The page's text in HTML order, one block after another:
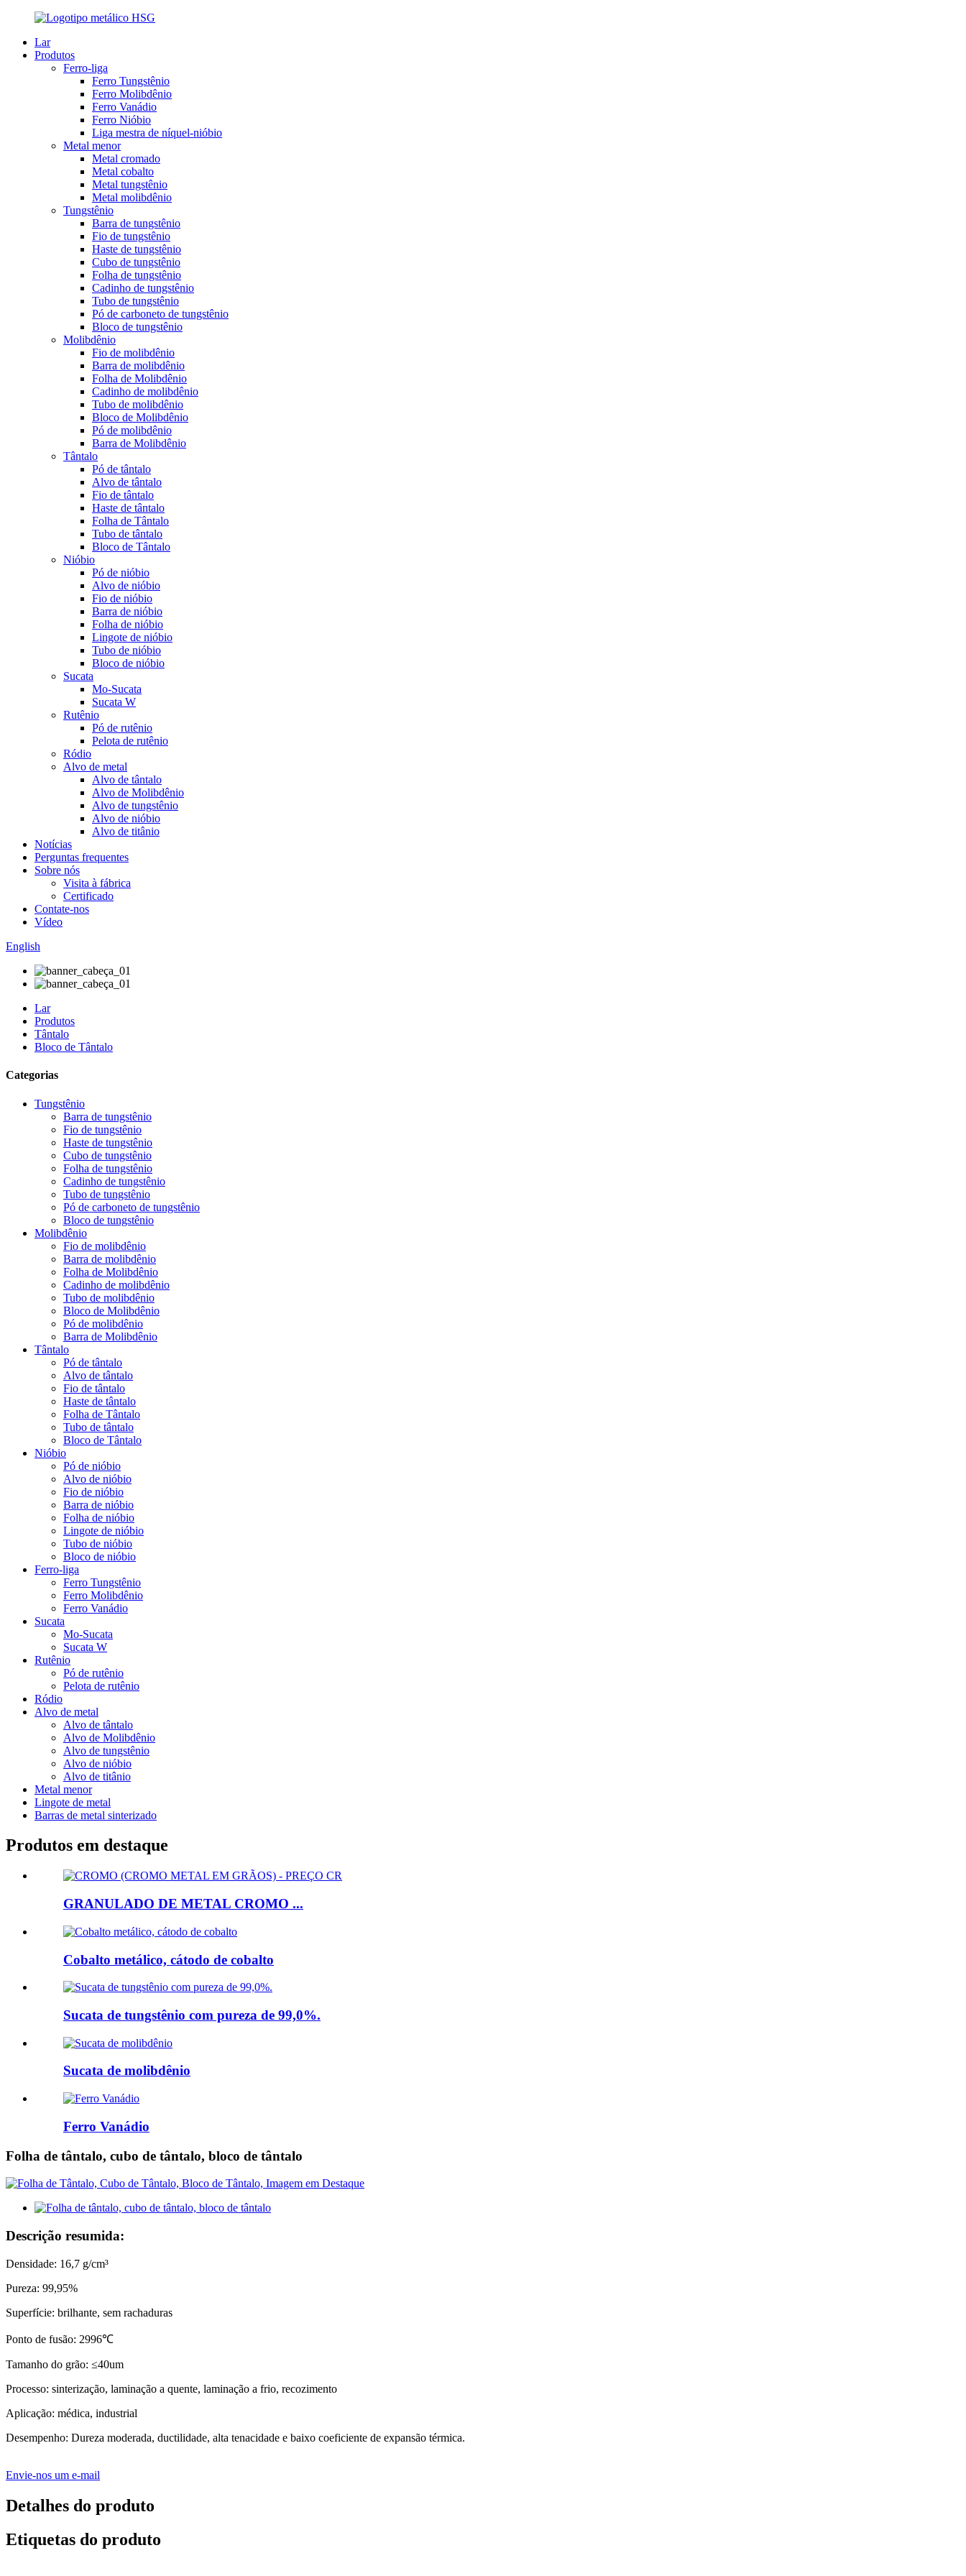
Lar
Produtos
Ferro-liga
Ferro Tungstênio
Ferro Molibdênio
Ferro Vanádio
Ferro Nióbio
Liga mestra de níquel-nióbio
Metal menor
Metal cromado
Metal cobalto
Metal tungstênio
Metal molibdênio
Tungstênio
Barra de tungstênio
Fio de tungstênio
Haste de tungstênio
Cubo de tungstênio
Folha de tungstênio
Cadinho de tungstênio
Tubo de tungstênio
Pó de carboneto de tungstênio
Bloco de tungstênio
Molibdênio
Fio de molibdênio
Barra de molibdênio
Folha de Molibdênio
Cadinho de molibdênio
Tubo de molibdênio
Bloco de Molibdênio
Pó de molibdênio
Barra de Molibdênio
Tântalo
Pó de tântalo
Alvo de tântalo
Fio de tântalo
Haste de tântalo
Folha de Tântalo
Tubo de tântalo
Bloco de Tântalo
Nióbio
Pó de nióbio
Alvo de nióbio
Fio de nióbio
Barra de nióbio
Folha de nióbio
Lingote de nióbio
Tubo de nióbio
Bloco de nióbio
Sucata
Mo-Sucata
Sucata W
Rutênio
Pó de rutênio
Pelota de rutênio
Ródio
Alvo de metal
Alvo de tântalo
Alvo de Molibdênio
Alvo de tungstênio
Alvo de nióbio
Alvo de titânio
Notícias
Perguntas frequentes
Sobre nós
Visita à fábrica
Certificado
Contate-nos
Vídeo
English
Lar
Produtos
Tântalo
Bloco de Tântalo
Categorias
Tungstênio
Barra de tungstênio
Fio de tungstênio
Haste de tungstênio
Cubo de tungstênio
Folha de tungstênio
Cadinho de tungstênio
Tubo de tungstênio
Pó de carboneto de tungstênio
Bloco de tungstênio
Molibdênio
Fio de molibdênio
Barra de molibdênio
Folha de Molibdênio
Cadinho de molibdênio
Tubo de molibdênio
Bloco de Molibdênio
Pó de molibdênio
Barra de Molibdênio
Tântalo
Pó de tântalo
Alvo de tântalo
Fio de tântalo
Haste de tântalo
Folha de Tântalo
Tubo de tântalo
Bloco de Tântalo
Nióbio
Pó de nióbio
Alvo de nióbio
Fio de nióbio
Barra de nióbio
Folha de nióbio
Lingote de nióbio
Tubo de nióbio
Bloco de nióbio
Ferro-liga
Ferro Tungstênio
Ferro Molibdênio
Ferro Vanádio
Sucata
Mo-Sucata
Sucata W
Rutênio
Pó de rutênio
Pelota de rutênio
Ródio
Alvo de metal
Alvo de tântalo
Alvo de Molibdênio
Alvo de tungstênio
Alvo de nióbio
Alvo de titânio
Metal menor
Lingote de metal
Barras de metal sinterizado
Produtos em destaque
GRANULADO DE METAL CROMO ...
Cobalto metálico, cátodo de cobalto
Sucata de tungstênio com pureza de 99,0%.
Sucata de molibdênio
Ferro Vanádio
Folha de tântalo, cubo de tântalo, bloco de tântalo
Descrição resumida:
Densidade: 16,7 g/cm³
Pureza: 99,95%
Superfície: brilhante, sem rachaduras
Ponto de fusão: 2996℃
Tamanho do grão: ≤40um
Processo: sinterização, laminação a quente, laminação a frio, recozimento
Aplicação: médica, industrial
Desempenho: Dureza moderada, ductilidade, alta tenacidade e baixo coeficiente de expansão térmica.
Envie-nos um e-mail
Detalhes do produto
Etiquetas do produto